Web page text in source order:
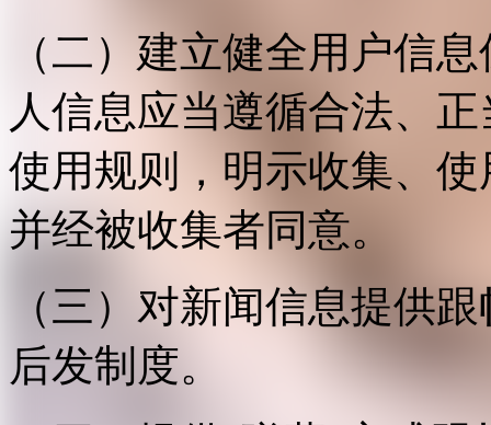
（二）建立健全用户信
人信息应当遵循合法、
使用规则，明示收集、
并经被收集者同意。
（三）对新闻信息提供
后发制度。